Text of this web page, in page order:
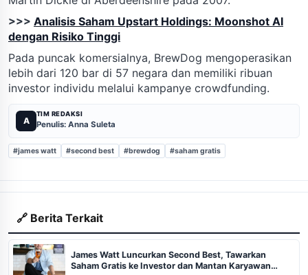
>>> Analisis Saham Upstart Holdings: Moonshot AI
dengan Risiko Tinggi
Pada puncak komersialnya, BrewDog mengoperasikan
lebih dari 120 bar di 57 negara dan memiliki ribuan
investor individu melalui kampanye crowdfunding.
A
TIM REDAKSI
Penulis: Anna Suleta
#james watt #second best #brewdog #saham gratis
🔗 Berita Terkait
James Watt Luncurkan Second Best, Tawarkan
Saham Gratis ke Investor dan Mantan Karyawan